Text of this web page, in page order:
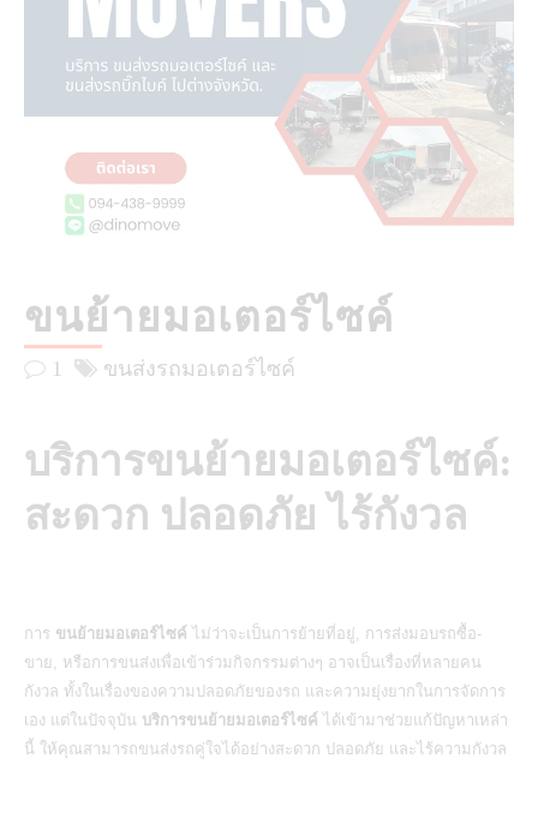
ขนย้ายมอเตอร์ไซค์
1 ขนส่งรถมอเตอร์ไซค์
บริการขนย้ายมอเตอร์ไซค์:
สะดวก ปลอดภัย ไร้กังวล
การ ขนย้ายมอเตอร์ไซค์ ไม่ว่าจะเป็นการย้ายที่อยู่, การส่งมอบรถซื้อ-
ขาย, หรือการขนส่งเพื่อเข้าร่วมกิจกรรมต่างๆ อาจเป็นเรื่องที่หลายคน
กังวล ทั้งในเรื่องของความปลอดภัยของรถ และความยุ่งยากในการจัดการ
เอง แต่ในปัจจุบัน บริการขนย้ายมอเตอร์ไซค์ ได้เข้ามาช่วยแก้ปัญหาเหล่า
นี้ ให้คุณสามารถขนส่งรถคู่ใจได้อย่างสะดวก ปลอดภัย และไร้ความกังวล